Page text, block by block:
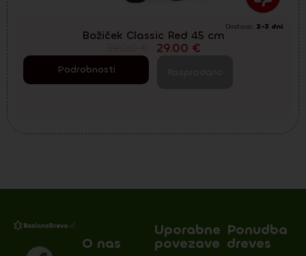
Dostava: 2-3 dni
Božiček Classic Red 45 cm
29.00 €
Podrobnosti
O nas
Uporabne
povezave
Ponudba
dreves